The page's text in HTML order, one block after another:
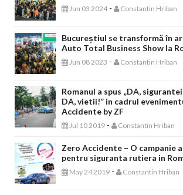
Jun 03 2024 - Constantin Hriban
Bucureștiul se transformă în
Auto Total Business Show la
Jun 08 2023 - Constantin Hriban
Romanul a spus „DA,
DA, vietii!” in cadrul
Accidente by ZF
Jul 10 2019 - Constantin Hriban
Zero Accidente – O campanie
pentru siguranta rutiera in
May 24 2019 - Constantin Hriban